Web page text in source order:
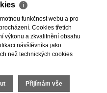
ℹ
funkčnost webu a pro
Cookies třetích
výkonu a zkvalitnění obsahu
návštěvníka jako
než technických cookies
Přijímám vše